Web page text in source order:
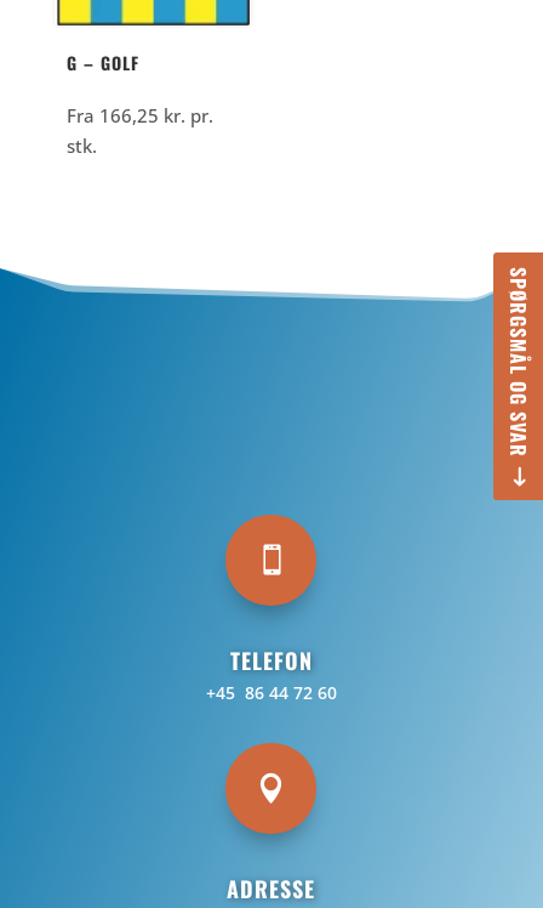
SPØRGSMÅL OG SVAR
G – GOLF
Fra 166,25 kr. pr.
stk.

TELEFON
+45 86 44 72 60

ADRESSE